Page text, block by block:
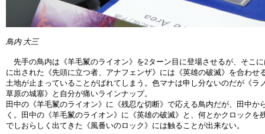
鳥内 大三
先手の鳥内は《羊毛鬣のライオン》を2ターン目に登場させるが、そこ
に出された《先頭に立つ者、アナフェンザ》には《英雄の破滅》を合わせ
土地が止まっていることがばれてしまう。色マナは申し分ないのだが《ラ
草原の城塞》と自分が痛いラインナップ。
田中の《羊毛鬣のライオン》に《残忍な切断》で応える鳥内だが、田中か
く。田中の《羊毛鬣のライオン》に《英雄の破滅》と、何とかクロック
でしおらしく出てきた《風番いのロック》には触ることが出来ない。